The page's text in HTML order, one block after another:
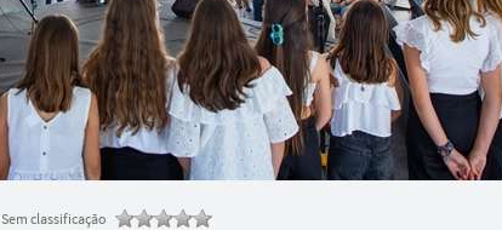
Sem classificação